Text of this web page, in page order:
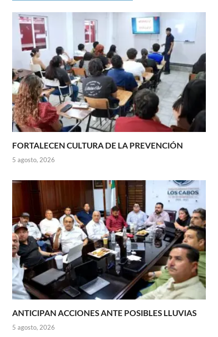
FORTALECEN CULTURA DE LA PREVENCIÓN
5 agosto, 2026
ANTICIPAN ACCIONES ANTE POSIBLES LLUVIAS
5 agosto, 2026